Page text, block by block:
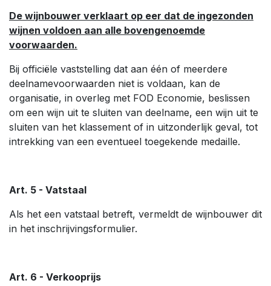
De wijnbouwer verklaart op eer dat de ingezonden
wijnen voldoen aan alle bovengenoemde
voorwaarden.
Bij officiële vaststelling dat aan één of meerdere
deelnamevoorwaarden niet is voldaan, kan de
organisatie, in overleg met FOD Economie, beslissen
om een wijn uit te sluiten van deelname, een wijn uit te
sluiten van het klassement of in uitzonderlijk geval, tot
intrekking van een eventueel toegekende medaille.
Art. 5 - Vatstaal
Als het een vatstaal betreft, vermeldt de wijnbouwer dit
in het inschrijvingsformulier.
Art. 6 - Verkooprijs